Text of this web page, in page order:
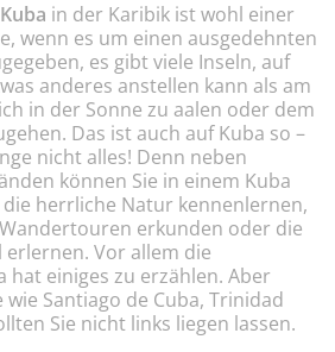
in der Karibik ist wohl einer
wenn es um einen ausgedehnten
es gibt viele Inseln, auf
anderes anstellen kann als am
in der Sonne zu aalen oder dem
Das ist auch auf Kuba so –
nicht alles! Denn neben
können Sie in einem Kuba
herrliche Natur kennenlernen,
erkunden oder die
erlernen. Vor allem die
hat einiges zu erzählen. Aber
Santiago de Cuba, Trinidad
Sie nicht links liegen lassen.